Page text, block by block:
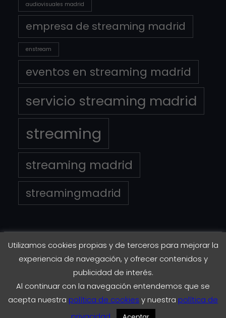
audiovisuales madrid
empresa de streaming madrid
enstream
eventos en streaming madrid
servicio streaming madrid
streaming
streaming madrid
streamingmadrid
Copyright © 2023EnStreaming.es
Instagram
TwitterFacebook
LinkedIn
Utilizamos cookies propias y de terceros para mejorar la
experiencia de navegación, y ofrecer contenidos y
publicidad de interés.
Al continuar con la navegación entendemos que se
acepta nuestra política de cookies y nuestra política de